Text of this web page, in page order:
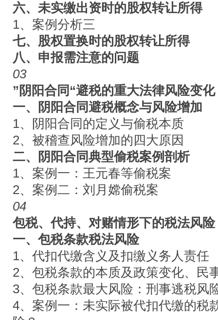
六、未实缴出资时的股权转让所得
1、案例分析三
七、股权置换时的股权转让所得
八、申报需注意的问题
03
”阴阳合同“避税的重大法律风险变化
一、阴阳合同避税概念与风险增加
1、阴阳合同的定义与偷税本质
2、被稽查风险增加的四大原因
二、阴阳合同典型偷税案例剖析
1、案例一：王元春等偷税案
2、案例二：刘月嫦偷税案
04
包税、代持、对赌情形下的税法风险
一、包税条款税法风险
1、代扣代缴含义及扣缴义务人责任
2、包税条款的本质及政策变化、民
3、包税条款最大风险：刑事逃税风
4、案例一：未实际被代扣代缴的税